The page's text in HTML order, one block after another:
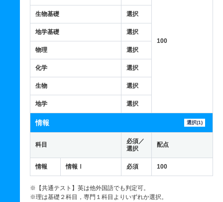
100
生物基礎 選択
地学基礎 選択
物理 選択
化学 選択
生物 選択
地学 選択
情報 選択(1)
科目
必須／
選択
配点
情報 情報Ⅰ 必須 100
※【共通テスト】英は他外国語でも判定可。
※理は基礎２科目，専門１科目よりいずれか選択。